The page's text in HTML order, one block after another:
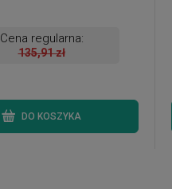
Cena regularna:
135,91 zł
DO KOSZYKA